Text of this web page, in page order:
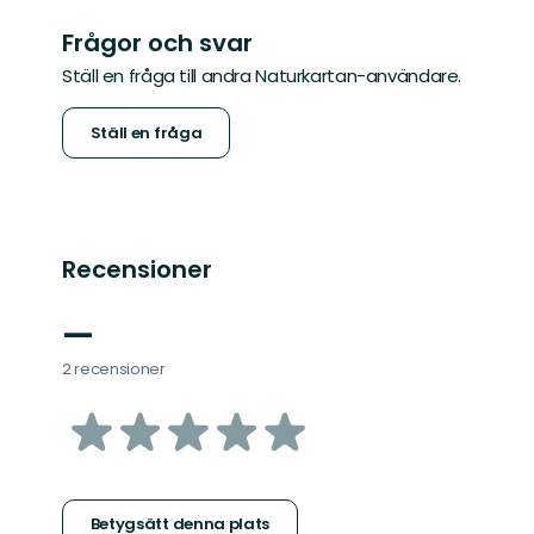
Frågor och svar
Ställ en fråga till andra Naturkartan-användare.
Ställ en fråga
Recensioner
—
2 recensioner
av
Betygsätt denna plats